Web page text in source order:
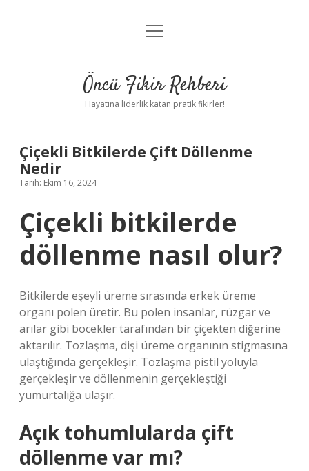
Anasayfa
Yasal Uyarı
menüyü
Öncü Fikir Rehberi
Hayatına liderlik katan pratik fikirler!
Çiçekli Bitkilerde Çift Döllenme
Nedir
Tarih: Ekim 16, 2024
Çiçekli bitkilerde
döllenme nasıl olur?
Bitkilerde eşeyli üreme sırasında erkek üreme
organı polen üretir. Bu polen insanlar, rüzgar ve
arılar gibi böcekler tarafından bir çiçekten diğerine
aktarılır. Tozlaşma, dişi üreme organının stigmasına
ulaştığında gerçekleşir. Tozlaşma pistil yoluyla
gerçekleşir ve döllenmenin gerçekleştiği
yumurtalığa ulaşır.
Açık tohumlularda çift
döllenme var mı?